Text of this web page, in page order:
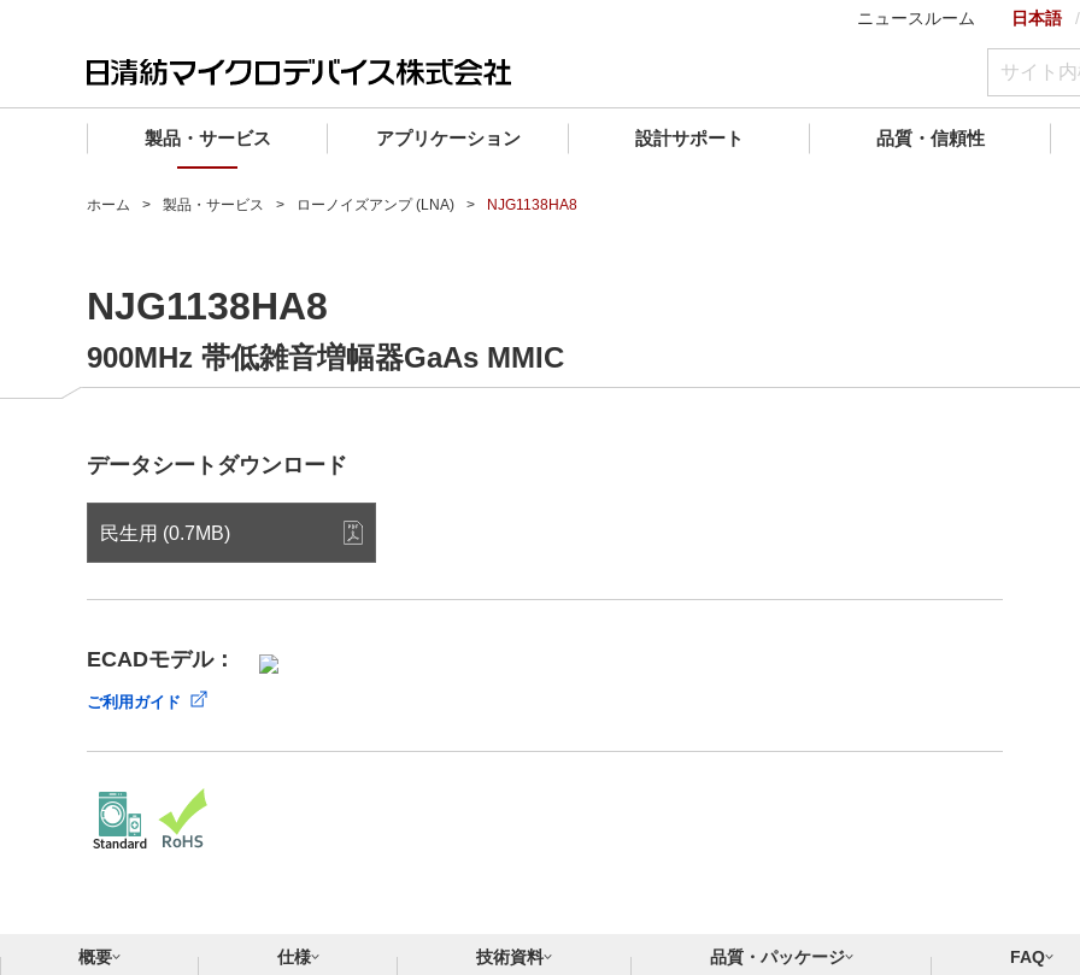
ニュースルーム 日本語
製品・サービス
マイクロ波製品
ファウンドリサービス
MUSESオフィシャルWebサイト
クロスリファレンス検索
アプリケーション
車載機器向けIC
産業機器向けIC
設計サポート
マイクロ波製品
設計フローから探す (電子デバイス)
品質・信頼性
電子デバイス製品
マイクロ波製品
マイクロ波製品
企業理念
会社概要
サステナビリティ
ホーム 製品・サービス ローノイズアンプ (LNA) NJG1138HA8
NJG1138HA8
900MHz 帯低雑音増幅器GaAs MMIC
データシートダウンロード
民生用 (0.7MB)
ECADモデル：
ご利用ガイド
概要 仕様 技術資料 品質・パッケージ FAQ